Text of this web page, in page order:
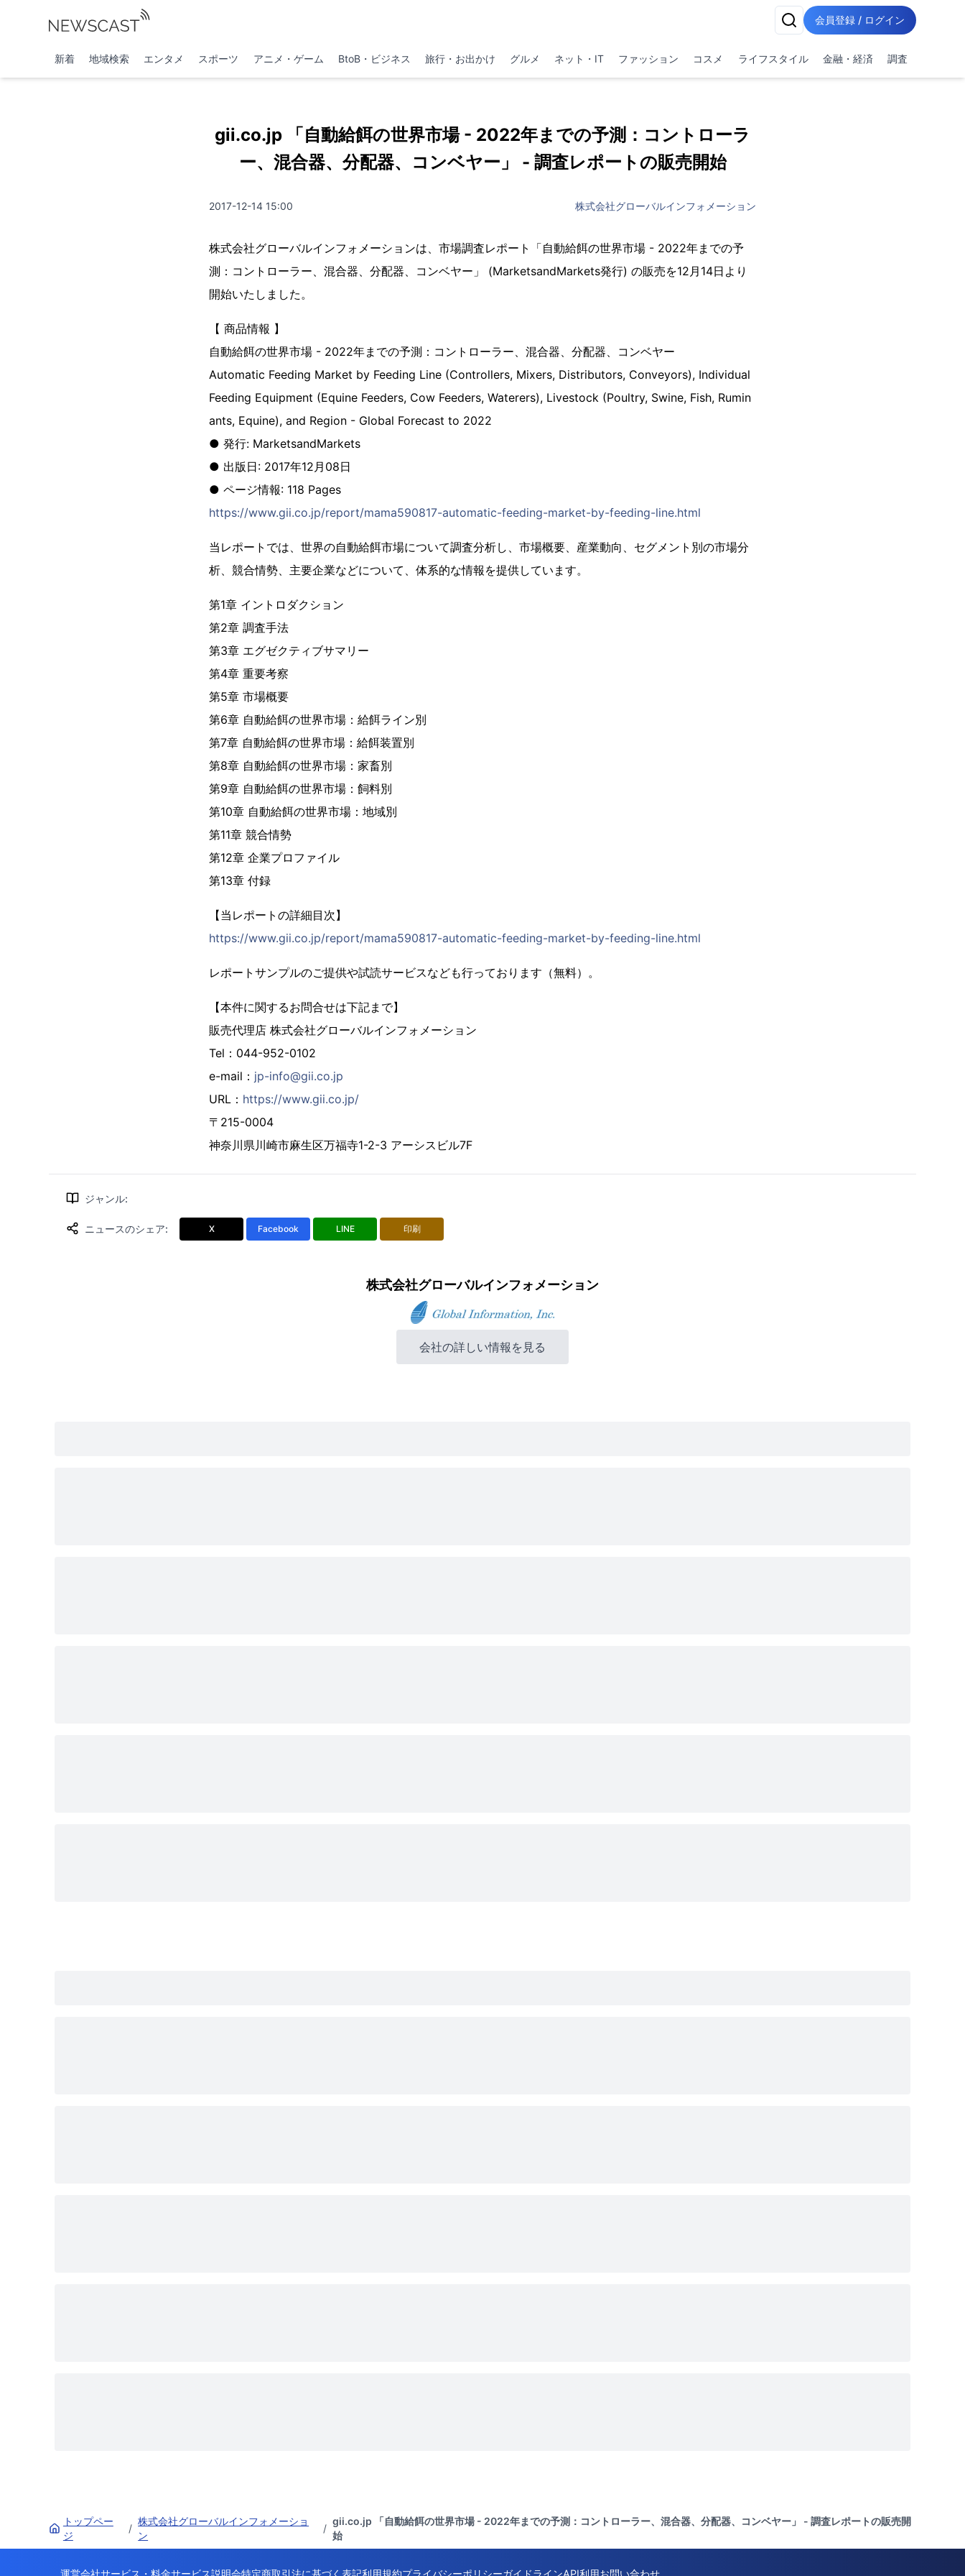
会員登録 / ログイン
新着 地域検索 エンタメ スポーツ アニメ・ゲーム BtoB・ビジネス 旅行・お出かけ グルメ ネット・IT ファッション コスメ ライフスタイル 金融・経済 調査
gii.co.jp 「自動給餌の世界市場 - 2022年までの予測：コントローラ
ー、混合器、分配器、コンベヤー」 - 調査レポートの販売開始
2017-12-14 15:00 株式会社グローバルインフォメーション
株式会社グローバルインフォメーションは、市場調査レポート「自動給餌の世界市場 - 2022年までの予
測：コントローラー、混合器、分配器、コンベヤー」 (MarketsandMarkets発行) の販売を12月14日より
開始いたしました。
【 商品情報 】
自動給餌の世界市場 - 2022年までの予測：コントローラー、混合器、分配器、コンベヤー
Automatic Feeding Market by Feeding Line (Controllers, Mixers, Distributors, Conveyors), Individual
Feeding Equipment (Equine Feeders, Cow Feeders, Waterers), Livestock (Poultry, Swine, Fish, Rumin
ants, Equine), and Region - Global Forecast to 2022
● 発行: MarketsandMarkets
● 出版日: 2017年12月08日
● ページ情報: 118 Pages
https://www.gii.co.jp/report/mama590817-automatic-feeding-market-by-feeding-line.html
当レポートでは、世界の自動給餌市場について調査分析し、市場概要、産業動向、セグメント別の市場分
析、競合情勢、主要企業などについて、体系的な情報を提供しています。
第1章 イントロダクション
第2章 調査手法
第3章 エグゼクティブサマリー
第4章 重要考察
第5章 市場概要
第6章 自動給餌の世界市場：給餌ライン別
第7章 自動給餌の世界市場：給餌装置別
第8章 自動給餌の世界市場：家畜別
第9章 自動給餌の世界市場：飼料別
第10章 自動給餌の世界市場：地域別
第11章 競合情勢
第12章 企業プロファイル
第13章 付録
【当レポートの詳細目次】
https://www.gii.co.jp/report/mama590817-automatic-feeding-market-by-feeding-line.html
レポートサンプルのご提供や試読サービスなども行っております（無料）。
【本件に関するお問合せは下記まで】
販売代理店 株式会社グローバルインフォメーション
Tel：044-952-0102
e-mail： jp-info@gii.co.jp
URL： https://www.gii.co.jp/
〒215-0004
神奈川県川崎市麻生区万福寺1-2-3 アーシスビル7F
ジャンル:
ニュースのシェア: X Facebook LINE 印刷
株式会社グローバルインフォメーション
会社の詳しい情報を見る
トップペー
ジ
/
株式会社グローバルインフォメーショ
ン
/
gii.co.jp 「自動給餌の世界市場 - 2022年までの予測：コントローラー、混合器、分配器、コンベヤー」 - 調査レポートの販売開
始
運営会社サービス・料金サービス説明会特定商取引法に基づく表記利用規約プライバシーポリシーガイドラインAPI利用お問い合わせ